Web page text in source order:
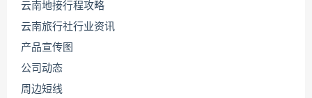
云南地接行程攻略
云南旅行社行业资讯
产品宣传图
公司动态
周边短线